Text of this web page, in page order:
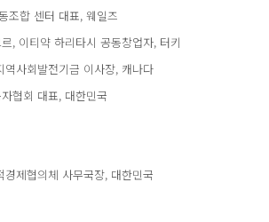
조합 센터 대표, 웨일즈
, 이티약 하리타시 공동창업자, 터키
역사회발전기금 이사장, 캐나다
협회 대표, 대한민국
제협의체 사무국장, 대한민국